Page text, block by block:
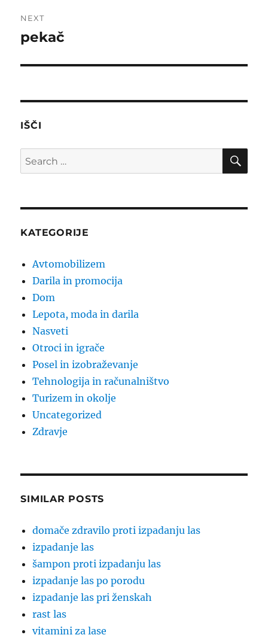
NEXT
Next
pekač
IŠČI
Search
for:
KATEGORIJE
Avtomobilizem
Darila in promocija
Dom
Lepota, moda in darila
Nasveti
Otroci in igrače
Posel in izobraževanje
Tehnologija in računalništvo
Turizem in okolje
Uncategorized
Zdravje
SIMILAR POSTS
domače zdravilo proti izpadanju las
izpadanje las
šampon proti izpadanju las
izpadanje las po porodu
izpadanje las pri ženskah
rast las
vitamini za lase